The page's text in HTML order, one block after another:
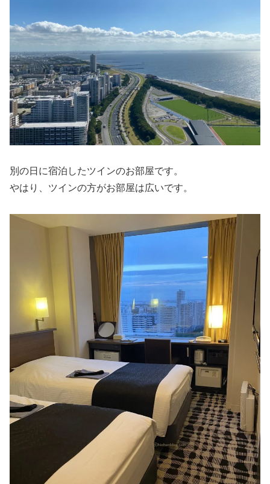
別の日に宿泊したツインのお部屋です。
やはり、ツインの方がお部屋は広いです。